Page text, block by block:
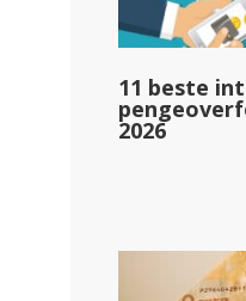
&dollar;78 36011 beste
2026